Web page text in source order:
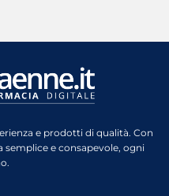
e prodotti di qualità. Con
semplice e consapevole, ogni